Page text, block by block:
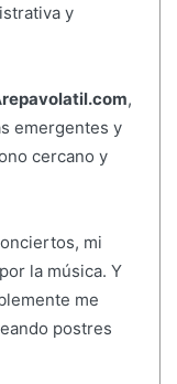
y
,
emergentes y
cercano y
mi
la música. Y
me
postres